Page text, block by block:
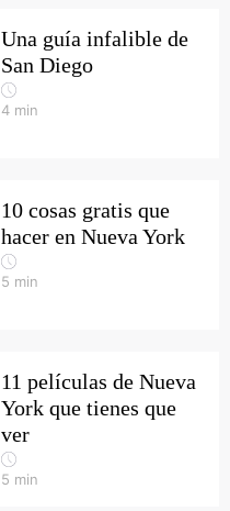
Una guía infalible de
San Diego
4 min
10 cosas gratis que
hacer en Nueva York
5 min
11 películas de Nueva
York que tienes que
ver
5 min